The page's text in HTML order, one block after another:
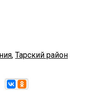
, Тарский район